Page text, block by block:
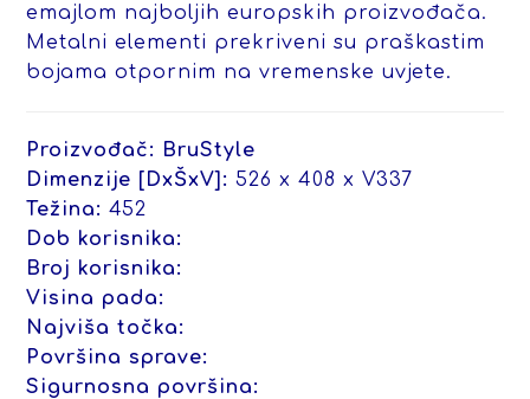
emajlom najboljih europskih proizvođača.
Metalni elementi prekriveni su praškastim
bojama otpornim na vremenske uvjete.
Proizvođač: BruStyle
Dimenzije [DxŠxV]: 526 x 408 x V337
Težina: 452
Dob korisnika:
Broj korisnika:
Visina pada:
Najviša točka:
Površina sprave:
Sigurnosna površina: